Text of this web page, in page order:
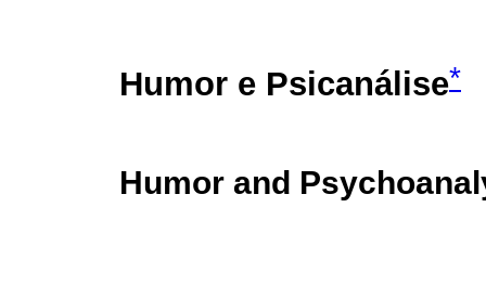
Humor e Psicanálise*
Humor and